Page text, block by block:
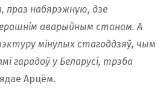
праз набярэжную, дзе
аварыйным станам. А
мінулых стагоддзяў, чым
гарадоў у Беларусi, трэба
Арцём.